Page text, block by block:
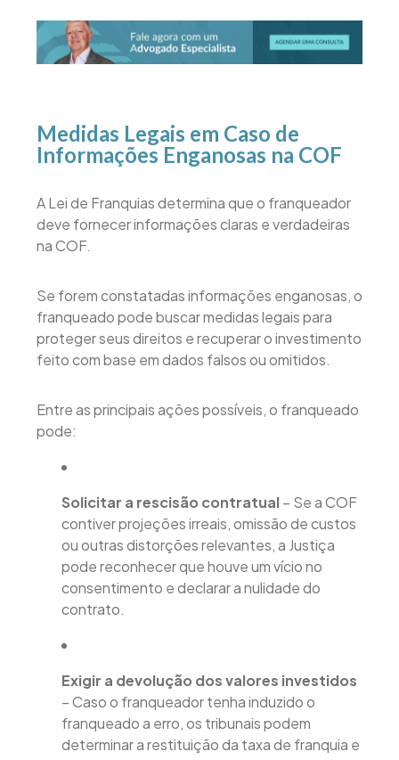
Medidas Legais em Caso de
Informações Enganosas na COF
A Lei de Franquias determina que o franqueador
deve fornecer informações claras e verdadeiras
na COF.
Se forem constatadas informações enganosas, o
franqueado pode buscar medidas legais para
proteger seus direitos e recuperar o investimento
feito com base em dados falsos ou omitidos.
Entre as principais ações possíveis, o franqueado
pode:
Solicitar a rescisão contratual– Se a COF
contiver projeções irreais, omissão de custos
ou outras distorções relevantes, a Justiça
pode reconhecer que houve um vício no
consentimento e declarar a nulidade do
contrato.
Exigir a devolução dos valores investidos
– Caso o franqueador tenha induzido o
franqueado a erro, os tribunais podem
determinar a restituição da taxa de franquia e